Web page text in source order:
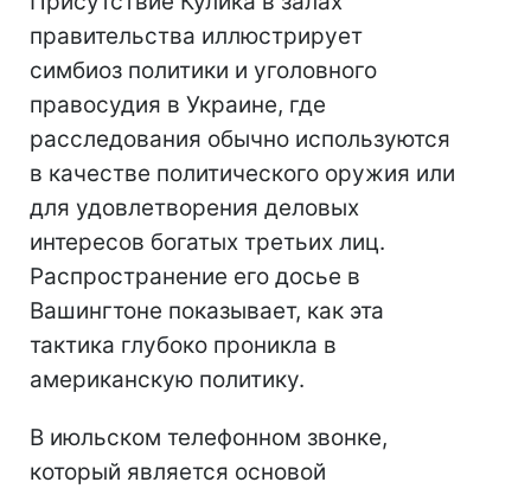
правительства иллюстрирует
симбиоз политики и уголовного
правосудия в Украине, где
расследования обычно используются
в качестве политического оружия или
для удовлетворения деловых
интересов богатых третьих лиц.
Распространение его досье в
Вашингтоне показывает, как эта
тактика глубоко проникла в
американскую политику.
В июльском телефонном звонке,
который является основой